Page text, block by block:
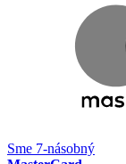
Sme 7-násobný